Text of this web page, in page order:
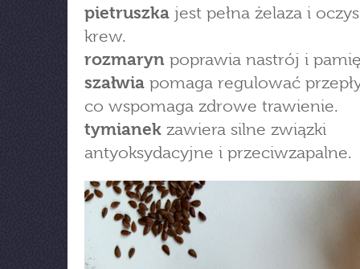
pietruszka jest pełna żelaza i
krew.
rozmaryn poprawia nastrój i
szałwia pomaga regulować
co wspomaga zdrowe trawienie.
tymianek zawiera silne związki
antyoksydacyjne i przeciwzapalne.